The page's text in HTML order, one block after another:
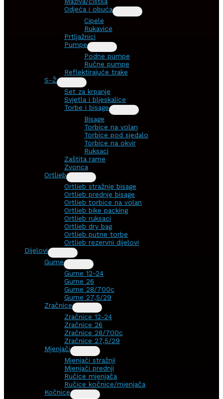
Odjeća i obuća
Cipele
Rukavice
Prtljažnici
Pumpe
Podne pumpe
Ručne pumpe
Reflektirajuće trake
S-Ž
Set za krpanje
Svjetla i bljeskalice
Torbe i bisage
Bisage
Torbice na volan
Torbice pod sjedalo
Torbice na okvir
Ruksaci
Zaštita rame
Zvonca
Ortlieb
Ortlieb stražnje bisage
Ortlieb prednje bisage
Ortlieb torbice na volan
Ortlieb bike packing
Ortlieb ruksaci
Ortlieb dry bag
Ortlieb putne torbe
Ortlieb rezervni dijelovi
Dijelovi
Gume
Gume 12-24
Gume 26
Gume 28/700c
Gume 27,5/29
Zračnice
Zračnice 12-24
Zračnice 26
Zračnice 28/700c
Zračnice 27,5/29
Mjenjači
Mjenjači stražnji
Mjenjači prednji
Ručice mjenjača
Ručice kočnice/mjenjača
Kočnice